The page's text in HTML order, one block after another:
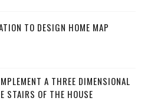
TO DESIGN HOME MAP
A THREE DIMENSIONAL
STAIRS OF THE HOUSE